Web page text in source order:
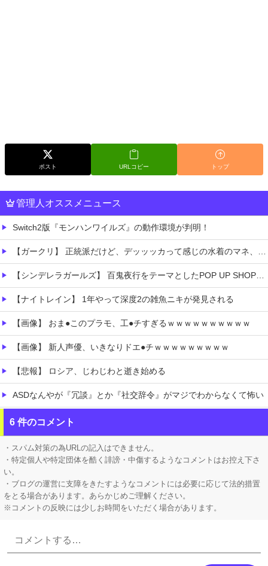
ポスト URLコピー トップ
管理人オススメニュース
Switch2版『モンハンワイルズ』の動作環境が判明！
【ガークリ】 正統派だけど、デッッッカって感じの水着のマネ、ラファエ口、セッシュウへの反応！！！
【シンデレラガールズ】 百鬼夜行をテーマとしたPOP UP SHOPが東京・大阪にて開催
【ナイトレイン】 1年やって深度2の雑魚ニキが発見される
【画像】 おま●このプラモ、工●チすぎるｗｗｗｗｗｗｗｗｗｗ
【画像】 新人声優、いきなりドエ●チｗｗｗｗｗｗｗｗｗ
【悲報】 ロシア、じわじわと逝き始める
ASDなんやが『冗談』とか『社交辞令』がマジでわからなくて怖い
ホロライブ「兎田ぺこら」主催者を暴露した姫森ルーナ「ホロ夏AmongUs」ぺこーら主催！ケモミミリーグに被るから炎上回避しようとした？画像あり
【ホロライブ】 ねねち概要欄、小学生並みの感想で草
6 件のコメント
・スパム対策の為URLの記入はできません。
・特定個人や特定団体を酷く誹謗・中傷するようなコメントはお控え下さ
い。
・ブログの運営に支障をきたすようなコメントには必要に応じて法的措置
をとる場合があります。あらかじめご理解ください。
※コメントの反映には少しお時間をいただく場合があります。